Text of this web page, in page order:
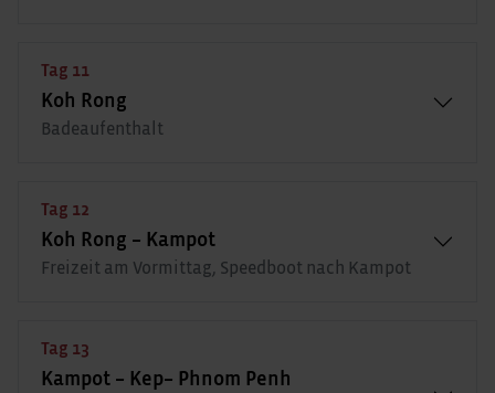
Tag 11
Koh Rong
Badeaufenthalt
Tag 12
Koh Rong – Kampot
Freizeit am Vormittag, Speedboot nach Kampot
Tag 13
Kampot – Kep– Phnom Penh